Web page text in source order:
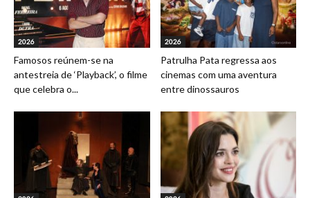
2026
Famosos reúnem-se na
antestreia de ‘Playback’, o filme
que celebra o...
2026
Patrulha Pata regressa aos
cinemas com uma aventura
entre dinossauros